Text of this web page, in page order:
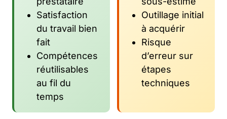
Satisfaction
du travail bien
fait
Compétences
réutilisables
au fil du
temps
Outillage initial
à acquérir
Risque
d’erreur sur
étapes
techniques